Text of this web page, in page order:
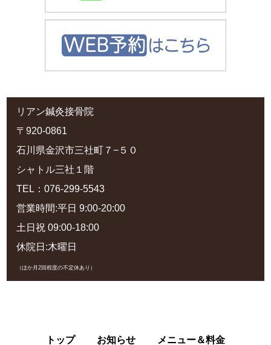
リアン鍼灸接骨院
〒920-0861
石川県金沢市三社町７−５０
シャトル三社１階
TEL：076-299-5543
営業時間:平日 9:00-20:00
土日祝 09:00-18:00
休院日:木曜日
（ほか月2回程度の不定休あり）
トップ お知らせ メニュー＆料金